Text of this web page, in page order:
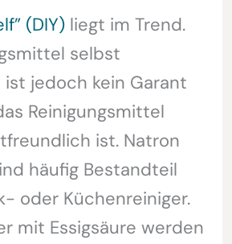
(DIY) liegt im ⁠Trend⁠.
selbst
jedoch kein Garant
Reinigungsmittel
ist. Natron
häufig Bestandteil
oder Küchenreiniger.
mit Essigsäure werden